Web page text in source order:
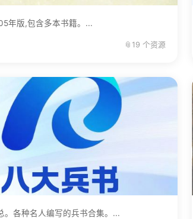
年版,包含多本书籍。...
📎 19 个资源
。各种名人编写的兵书合集。...